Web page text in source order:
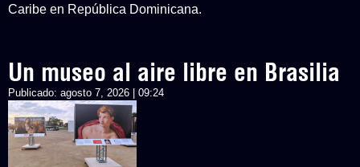
Caribe en República Dominicana.
Un museo al aire libre en Brasilia
Publicado: agosto 7, 2026 | 09:24